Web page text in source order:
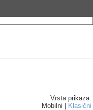
Vrsta prikaza:
Mobilni |
Klasični